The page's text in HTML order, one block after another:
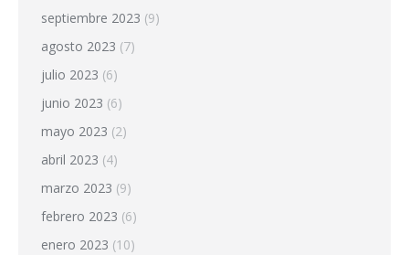
septiembre 2023 (9)
agosto 2023 (7)
julio 2023 (6)
junio 2023 (6)
mayo 2023 (2)
abril 2023 (4)
marzo 2023 (9)
febrero 2023 (6)
enero 2023 (10)